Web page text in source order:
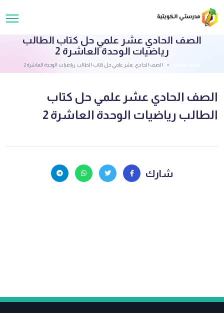
الصف الحادي عشر علمي حل كتاب الطالب
رياضيات الوحدة العاشرة 2
الصف الحادي عشر علمي حل كتاب الطالب رياضيات الوحدة العاشرة 2
الصف الحادي عشر علمي حل كتاب
الطالب رياضيات الوحدة العاشرة 2
شارك